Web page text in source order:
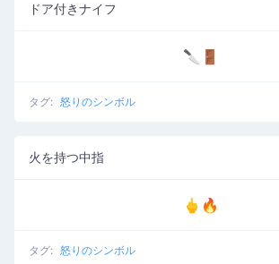
ドア付きナイフ
🔪🚪
タグ: 怒りのシンボル
火を持つ中指
🖕🔥
タグ: 怒りのシンボル